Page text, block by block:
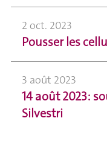
2 oct. 2023
Pousser les
3 août 2023
14 août 2023:
Silvestri